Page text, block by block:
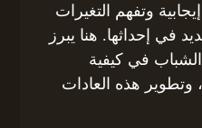
وتفهم التغيرات
في إحداثها. هنا يبرز
الشباب في كيفية
هذه العادات